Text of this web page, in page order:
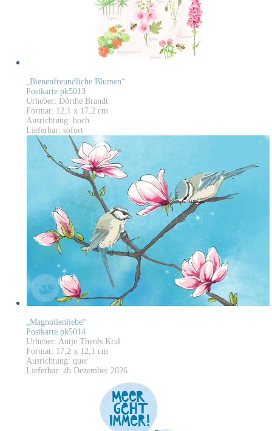
„Bienenfreundliche Blumen“
Postkarte pk5013
Urheber: Dörthe Brandt
Format: 12,1 x 17,2 cm
Ausrichtung: hoch
Lieferbar: sofort
„Magnolienliebe“
Postkarte pk5014
Urheber: Antje Therés Kral
Format: 17,2 x 12,1 cm
Ausrichtung: quer
Lieferbar: ab Dezember 2026